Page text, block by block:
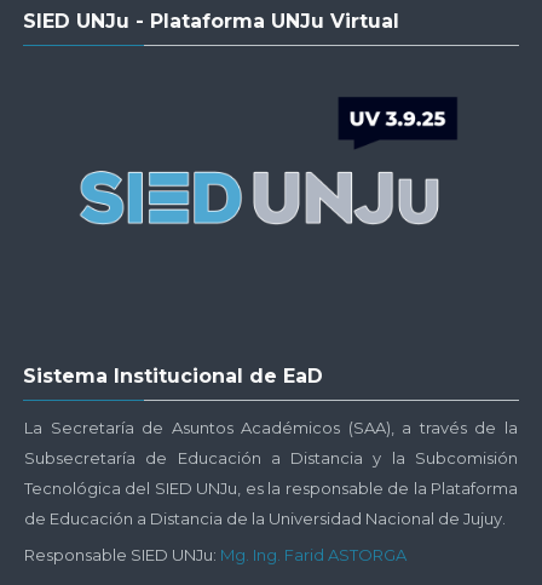
SIED UNJu - Plataforma UNJu Virtual
Institucional
EaD
Sistema Institucional de EaD
La Secretaría de Asuntos Académicos (SAA), a través de la
Subsecretaría de Educación a Distancia y la Subcomisión
Tecnológica del SIED UNJu, es la responsable de la Plataforma
de Educación a Distancia de la Universidad Nacional de Jujuy.
Responsable SIED UNJu: Mg. Ing. Farid ASTORGA